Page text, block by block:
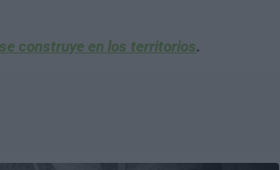
construye en los territorios.